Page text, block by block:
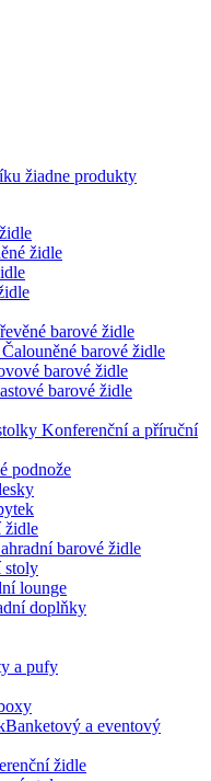
žiadne produkty
židle
barové židle
Čalouněné barové židle
barové židle
barové židle
Konferenční a příruční
podnože
židle
barové židle
stoly
lounge
doplňky
a pufy
Banketový a eventový
židle